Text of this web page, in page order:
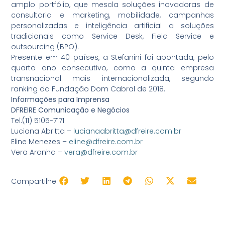
amplo portfólio, que mescla soluções inovadoras de
consultoria e marketing, mobilidade, campanhas
personalizadas e inteligência artificial a soluções
tradicionais como Service Desk, Field Service e
outsourcing (BPO).
Presente em 40 países, a Stefanini foi apontada, pelo
quarto ano consecutivo, como a quinta empresa
transnacional mais internacionalizada, segundo
ranking da Fundação Dom Cabral de 2018.
Informações para Imprensa
DFREIRE Comunicação e Negócios
Tel.(11) 5105-7171
Luciana Abritta – lucianaabritta@dfreire.com.br
Eline Menezes – eline@dfreire.com.br
Vera Aranha –vera@dfreire.com.br
Compartilhe: